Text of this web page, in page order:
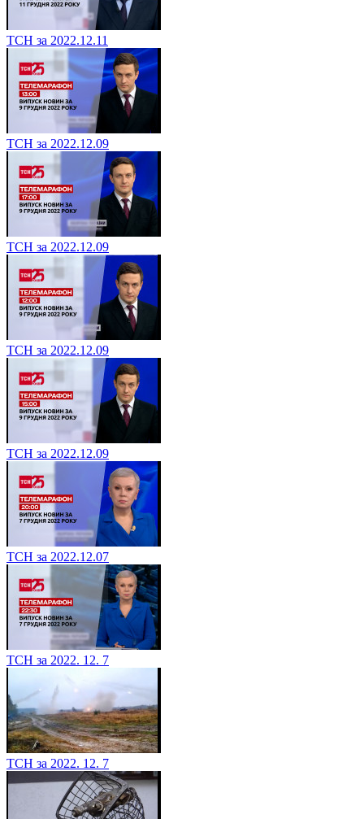
ТСН за 2022.12.11
ТСН за 2022.12.09
ТСН за 2022.12.09
ТСН за 2022.12.09
ТСН за 2022.12.09
ТСН за 2022.12.07
ТСН за 2022. 12. 7
ТСН за 2022. 12. 7